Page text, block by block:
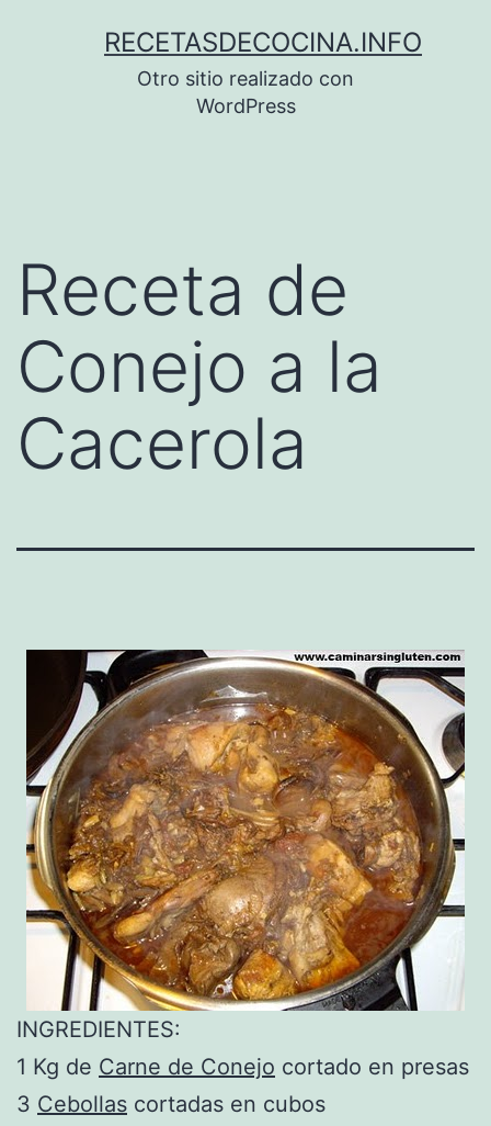
RECETASDECOCINA.INFO
Otro sitio realizado con
WordPress
Receta de
Conejo a la
Cacerola
INGREDIENTES:
1 Kg de Carne de Conejo cortado en presas
3 Cebollas cortadas en cubos